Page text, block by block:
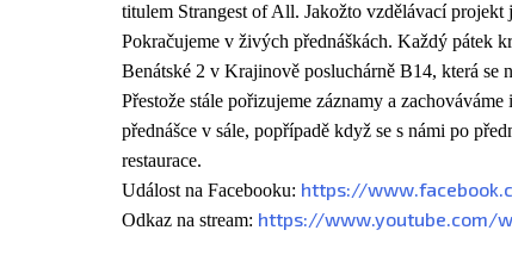
titulem Strangest of All. Jakožto vzdělávací
Pokračujeme v živých přednáškách. Každý pátek
Benátské 2 v Krajinově posluchárně B14, která se
Přestože stále pořizujeme záznamy a
přednášce v sále, popřípadě když se s námi po
restaurace.
Událost na Facebooku: https://www.
Odkaz na stream: https://www.youtube.com/